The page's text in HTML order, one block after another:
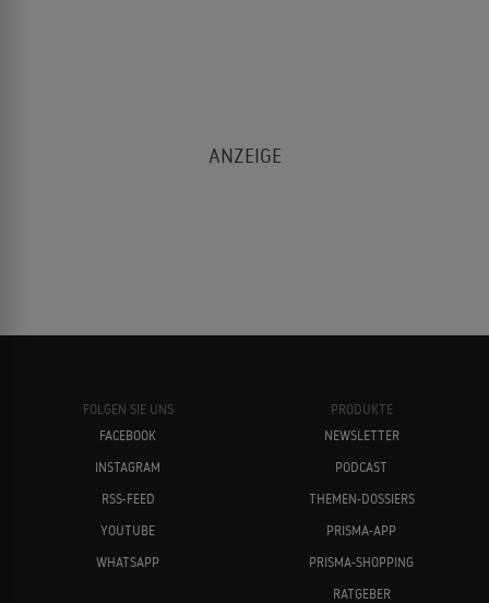
FOLGEN SIE UNS
FACEBOOK
INSTAGRAM
RSS-FEED
YOUTUBE
WHATSAPP
PRODUKTE
NEWSLETTER
PODCAST
THEMEN-DOSSIERS
PRISMA-APP
PRISMA-SHOPPING
RATGEBER